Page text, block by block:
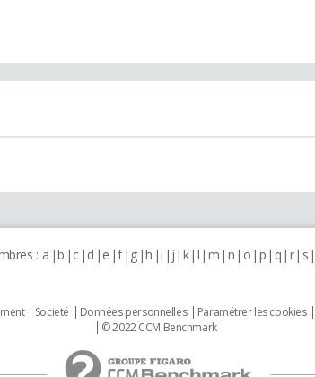
: a b c d e f g h i j k l m n o p q r s
Societé Données personnelles Paramétrer les cookies
© 2022 CCM Benchmark